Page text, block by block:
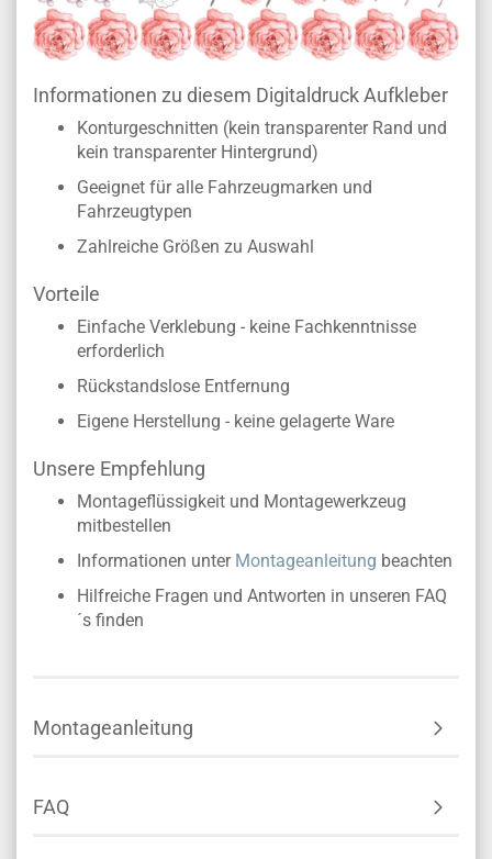
Informationen zu diesem Digitaldruck Aufkleber
Konturgeschnitten (kein transparenter Rand und
kein transparenter Hintergrund)
Geeignet für alle Fahrzeugmarken und
Fahrzeugtypen
Zahlreiche Größen zu Auswahl
Vorteile
Einfache Verklebung - keine Fachkenntnisse
erforderlich
Rückstandslose Entfernung
Eigene Herstellung - keine gelagerte Ware
Unsere Empfehlung
Montageflüssigkeit und Montagewerkzeug
mitbestellen
Informationen unter Montageanleitung beachten
Hilfreiche Fragen und Antworten in unseren FAQ
´s finden
Montageanleitung
FAQ